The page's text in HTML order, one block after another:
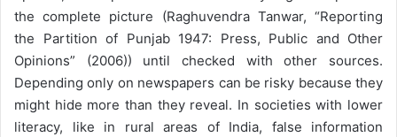
the complete picture (Raghuvendra Tanwar, “Reporting
the Partition of Punjab 1947: Press, Public and Other
Opinions” (2006)) until checked with other sources.
Depending only on newspapers can be risky because they
might hide more than they reveal. In societies with lower
literacy, like in rural areas of India, false information